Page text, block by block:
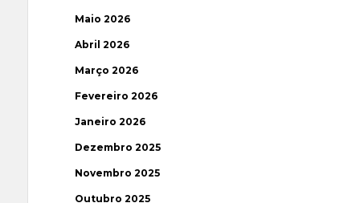
Maio 2026
Abril 2026
Março 2026
Fevereiro 2026
Janeiro 2026
Dezembro 2025
Novembro 2025
Outubro 2025